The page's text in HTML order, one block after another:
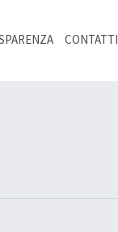
CONTATTI